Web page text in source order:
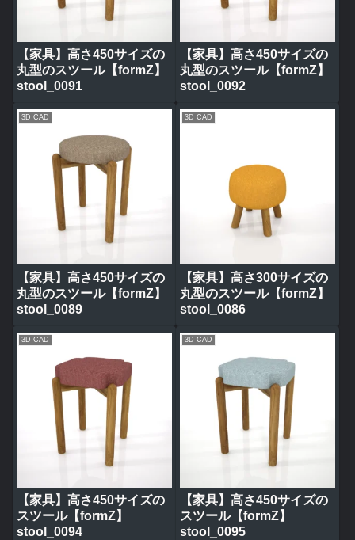
【家具】高さ450サイズの
丸型のスツール【formZ】
stool_0091
【家具】高さ450サイズの
丸型のスツール【formZ】
stool_0092
3D CAD
【家具】高さ450サイズの
丸型のスツール【formZ】
stool_0089
3D CAD
【家具】高さ300サイズの
丸型のスツール【formZ】
stool_0086
3D CAD
【家具】高さ450サイズの
スツール【formZ】
stool_0094
3D CAD
【家具】高さ450サイズの
スツール【formZ】
stool_0095